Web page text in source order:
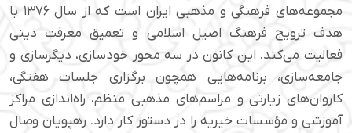
مجموعه‌های فرهنگی و مذهبی ایران است که از سال ۱۳۷۶ با
هدف ترویج فرهنگ اصیل اسلامی و تعمیق معرفت دینی
فعالیت می‌کند. این کانون در سه محور خودسازی، دیگرسازی و
جامعه‌سازی، برنامه‌هایی همچون برگزاری جلسات هفتگی،
کاروان‌های زیارتی و مراسم‌های مذهبی منظم، راه‌اندازی مراکز
آموزشی و مؤسسات خیریه را در دستور کار دارد. رهپویان وصال